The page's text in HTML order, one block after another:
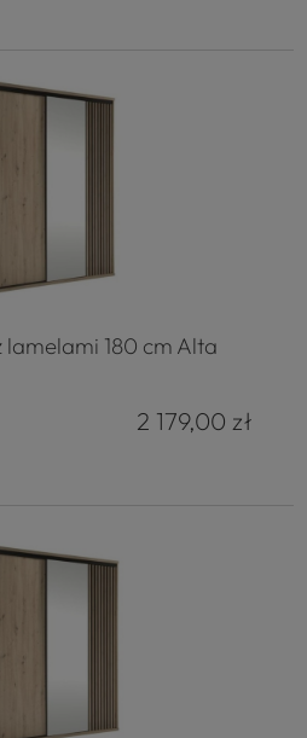
lamelami 180 cm Alta
2 179,00 zł